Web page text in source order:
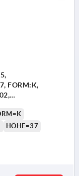
FORM:K,
HÖHE=37